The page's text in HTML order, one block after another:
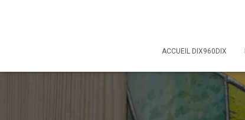
ACCUEIL DIX960DIX